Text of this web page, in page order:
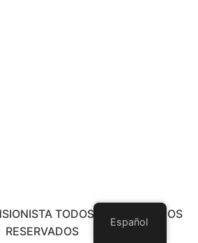
TODOS LOS DERECHOS
RESERVADOS
Español